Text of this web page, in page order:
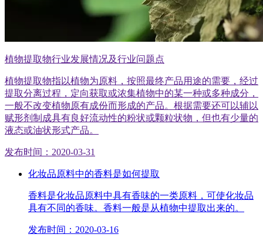
植物提取物行业发展情况及行业问题点
植物提取物指以植物为原料，按照最终产品用途的需要，经过
提取分离过程，定向获取或浓集植物中的某一种或多种成分，
一般不改变植物原有成份而形成的产品。根据需要还可以辅以
赋形剂制成具有良好流动性的粉状或颗粒状物，但也有少量的
液态或油状形式产品。
发布时间：2020-03-31
化妆品原料中的香料是如何提取
香料是化妆品原料中具有香味的一类原料，可使化妆品
具有不同的香味。香料一般是从植物中提取出来的。
发布时间：2020-03-16